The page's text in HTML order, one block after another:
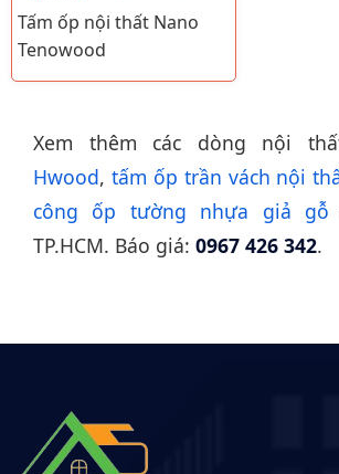
Tấm ốp nội thất Nano
Tenowood
Xem thêm các dòng nội
Hwood, tấm ốp trần vách nội
công ốp tường nhựa giả gỗ
TP.HCM. Báo giá: 0967 426 342.